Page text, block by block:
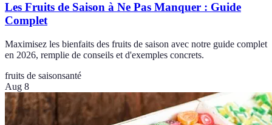
Les Fruits de Saison à Ne Pas Manquer : Guide
Complet
Maximisez les bienfaits des fruits de saison avec notre guide complet
en 2026, remplie de conseils et d'exemples concrets.
fruits de saisonsanté
Aug 8